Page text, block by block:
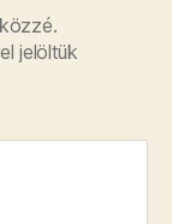
jelöltük